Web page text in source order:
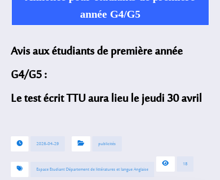
année G4/G5
Avis aux étudiants de première année
G4/G5 :
Le test écrit TTU aura lieu le jeudi 30 avril
2026-04-29 publicités
Espace Etudiant Département de littératures et langue Anglaise
18